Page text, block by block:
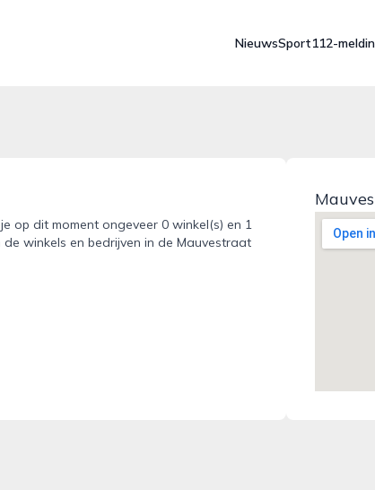
NieuwsSport112-
op dit moment ongeveer 0 winkel(s) en 1
winkels en bedrijven in de Mauvestraat